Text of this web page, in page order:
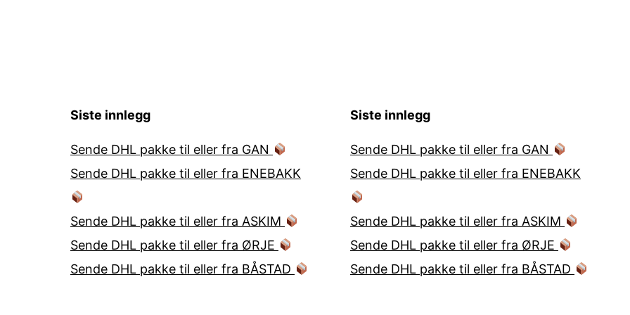
Siste innlegg
Sende DHL pakke til eller fra GAN
Sende DHL pakke til eller fra ENEBAKK
Sende DHL pakke til eller fra ASKIM
Sende DHL pakke til eller fra ØRJE
Sende DHL pakke til eller fra BÅSTAD
Siste innlegg
Sende DHL pakke til eller fra GAN
Sende DHL pakke til eller fra ENEBAKK
Sende DHL pakke til eller fra ASKIM
Sende DHL pakke til eller fra ØRJE
Sende DHL pakke til eller fra BÅSTAD